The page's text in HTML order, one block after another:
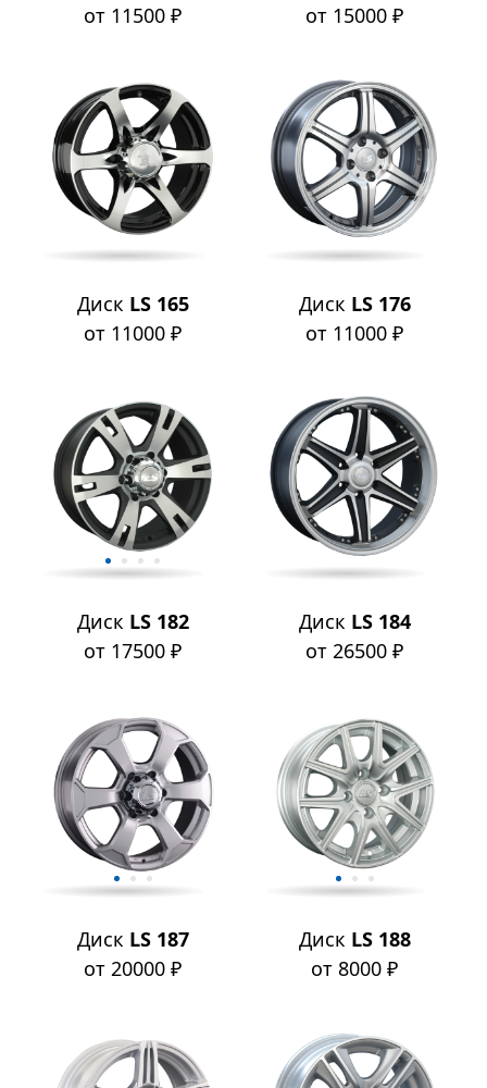
от 11500 ₽
от 15000 ₽
Диск LS 165
от 11000 ₽
Диск LS 176
от 11000 ₽
Диск LS 182
от 17500 ₽
Диск LS 184
от 26500 ₽
Диск LS 187
от 20000 ₽
Диск LS 188
от 8000 ₽